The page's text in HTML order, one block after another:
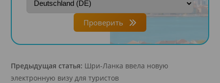
Проверить
Предыдущая статья: Шри-Ланка ввела новую
электронную визу для туристов